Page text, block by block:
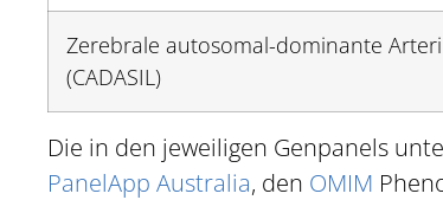
Zerebrale autosomal-dominante
(CADASIL)
Die in den jeweiligen Genpanels
PanelApp Australia, den OMIM